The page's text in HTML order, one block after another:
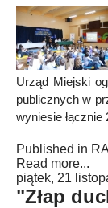
Urząd Miejski
publicznych w
wyniesie łącznie
Published in
Read more...
piątek, 21
"Złap